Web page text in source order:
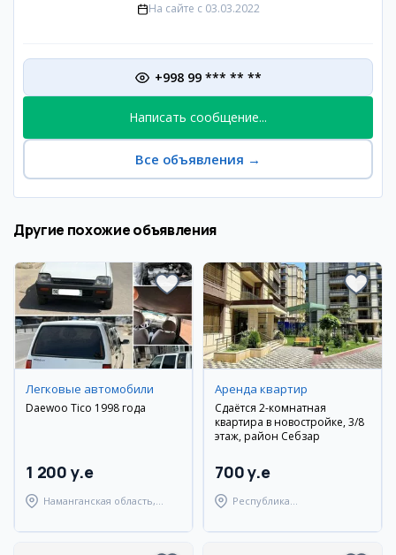
На сайте с 03.03.2022
+998 99 *** ** **
Написать сообщение...
Все объявления →
Другие похожие объявления
Легковые автомобили
Daewoo Tico 1998 года
1 200 y.e
Наманганская область,
Аренда квартир
Сдаётся 2-комнатная
квартира в новостройке, 3/8
этаж, район Себзар
700 y.e
Республика
Берунийский район